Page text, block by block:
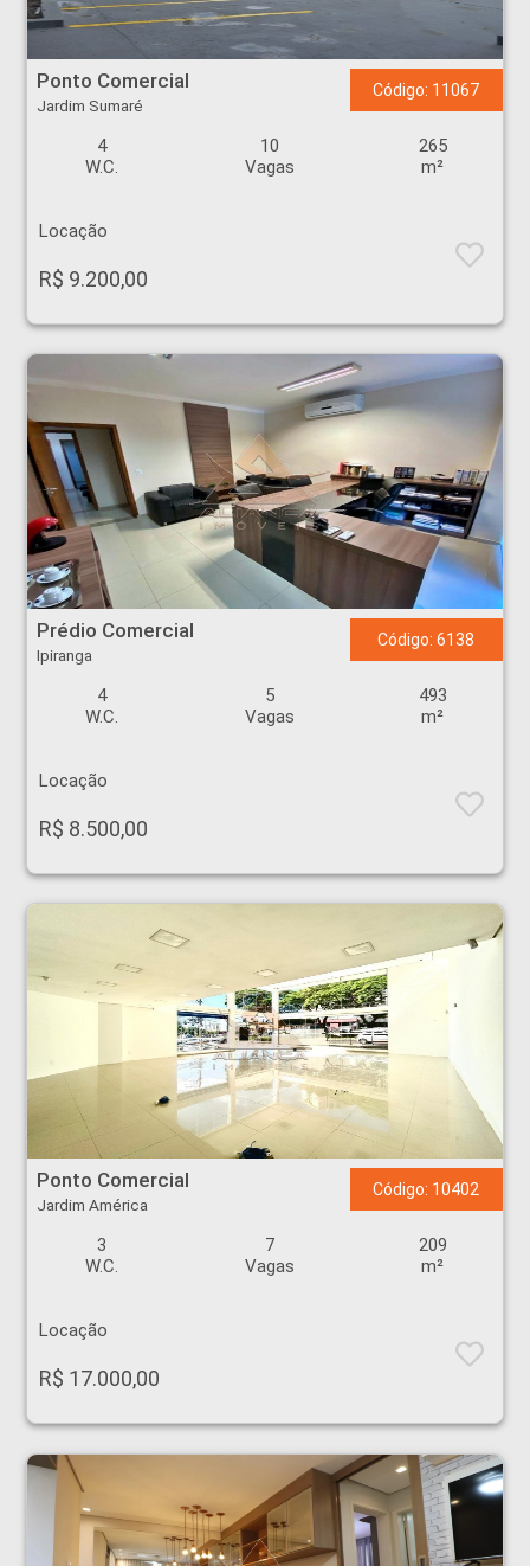
Ponto Comercial - Jardim Sumaré - Ribeirão Preto
Ponto Comercial
Jardim Sumaré
Código: 11067
4
W.C.
10
Vagas
265
m²
Locação
R$ 9.200,00
Prédio Comercial - Ipiranga - Ribeirão Preto
Prédio Comercial
Ipiranga
Código: 6138
4
W.C.
5
Vagas
493
m²
Locação
R$ 8.500,00
Ponto Comercial - Jardim América - Ribeirão Preto
Ponto Comercial
Jardim América
Código: 10402
3
W.C.
7
Vagas
209
m²
Locação
R$ 17.000,00